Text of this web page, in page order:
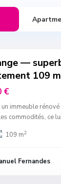
—
109
€
un immeuble
commodités, ce
109 m2
Fernandes